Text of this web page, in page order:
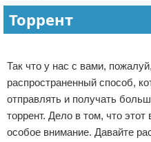
Торрент
Так что у нас с вами,
распространенный способ,
отправлять и получать
торрент. Дело в том, что
особое внимание. Давайте